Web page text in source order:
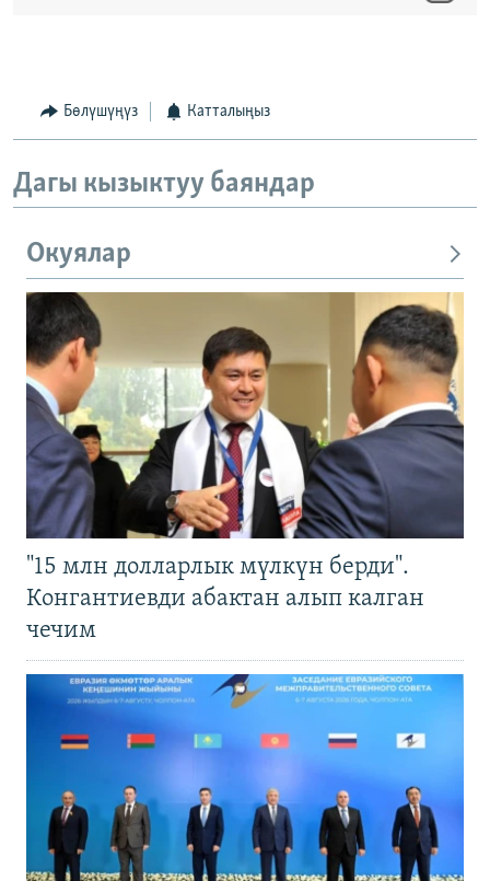
Бөлүшүңүз Катталыңыз
Дагы кызыктуу баяндар
Окуялар
"15 млн долларлык мүлкүн берди".
Конгантиевди абактан алып калган
чечим